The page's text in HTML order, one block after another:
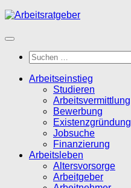
Zum
springen
Suchen
nach:
Arbeitseinstieg
Studieren
Arbeitsvermittlung
Bewerbung
Existenzgründung
Jobsuche
Finanzierung
Arbeitsleben
Altersvorsorge
Arbeitgeber